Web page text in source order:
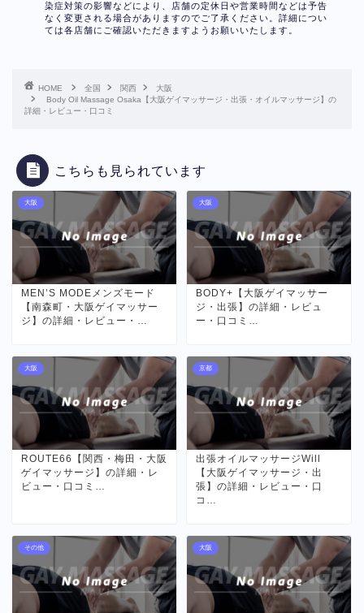
染症対策の影響などにより、店舗の定休日や営業時間などは予告
なく変更される場合がありますのでご了承ください。詳細につい
ては各店舗にご確認いただきますようお願いいたします。
HOME 全国 関西
大阪
Body Oil Massage Osaka【大阪ゲイマッサージ・出張・オイルマッサージ】の
詳細・レビュー・口コミ
こちらも見られています
大阪
MEN’S MODEメンズモード
【南森町・大阪ゲイマッサー
ジ】の詳細・レビュー・…
大阪
BODY+【大阪ゲイマッサー
ジ・出張】の詳細・レビュ
ー・口コミ…
大阪
ROUTE66【関西・梅田・大阪
ゲイマッサージ】の詳細・レ
ビュー・口コミ…
京都
出張オイルマッサージWill
【大阪ゲイマッサージ・出
張】の詳細・レビュー・口
コ…
その他 大阪